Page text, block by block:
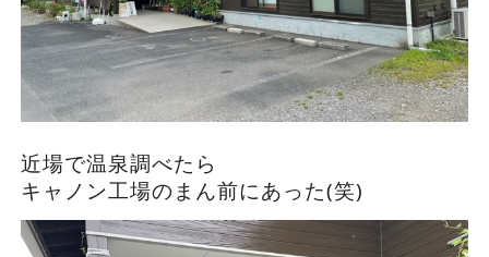
近場で温泉調べたら
キャノン工場のまん前にあった(笑)